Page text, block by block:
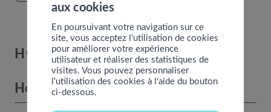
HORAIRES
Horaires des bureaux
aux cookies
En poursuivant votre navigation sur ce
site, vous acceptez l'utilisation de cookies
pour améliorer votre expérience
utilisateur et réaliser des statistiques de
visites. Vous pouvez personnaliser
l'utilisation des cookies à l'aide du bouton
ci-dessous.